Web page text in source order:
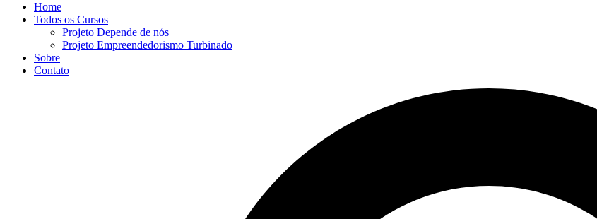
Home
Todos os Cursos
Projeto Depende de nós
Projeto Empreendedorismo Turbinado
Sobre
Contato